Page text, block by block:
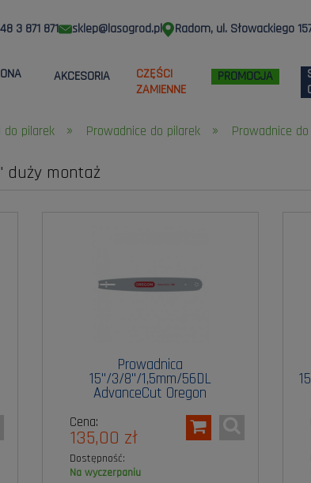
48 3 871 871 sklep@lasogrod.pl Radom, ul. Słowackiego
AKCESORIA
CZĘŚCI
ZAMIENNE
PROMOCJA
do pilarek » Prowadnice do pilarek » Prowadnice
duży montaż
Prowadnica
15"/3/8"/1,5mm/56DL
AdvanceCut Oregon
Cena:
135,00 zł
Dostępność:
na wyczerpaniu